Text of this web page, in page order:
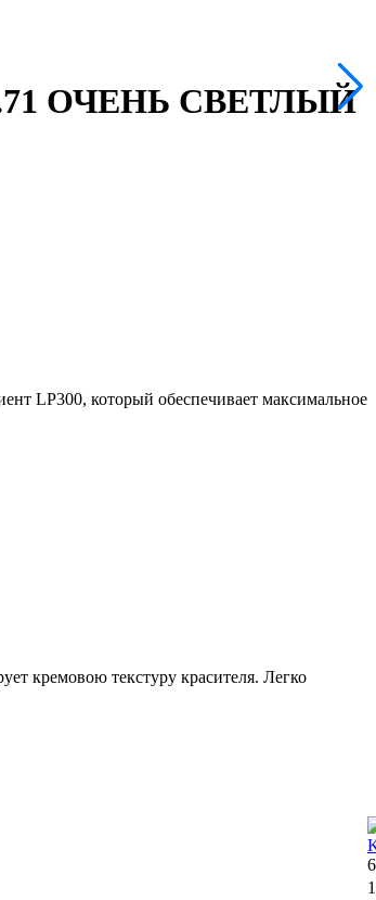
ОЧЕНЬ СВЕТЛЫЙ
который обеспечивает максимальное
кремовою текстуру красителя. Легко